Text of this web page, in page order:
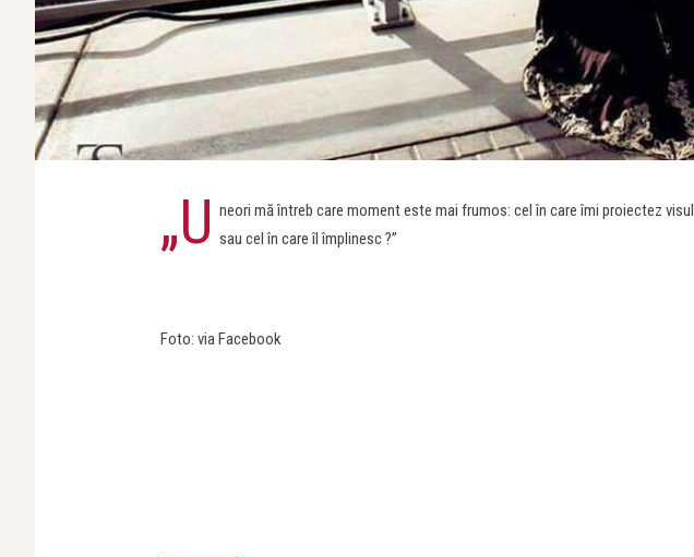
„U neori mă întreb care moment este mai frumos: cel în care îmi proiectez visul
sau cel în care îl împlinesc ?”
Foto: via Facebook